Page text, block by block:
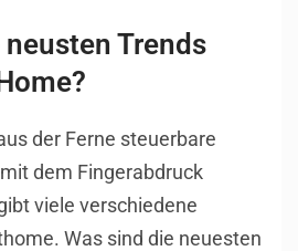
Trends
der Ferne steuerbare
dem Fingerabdruck
viele verschiedene
Was sind die neuesten